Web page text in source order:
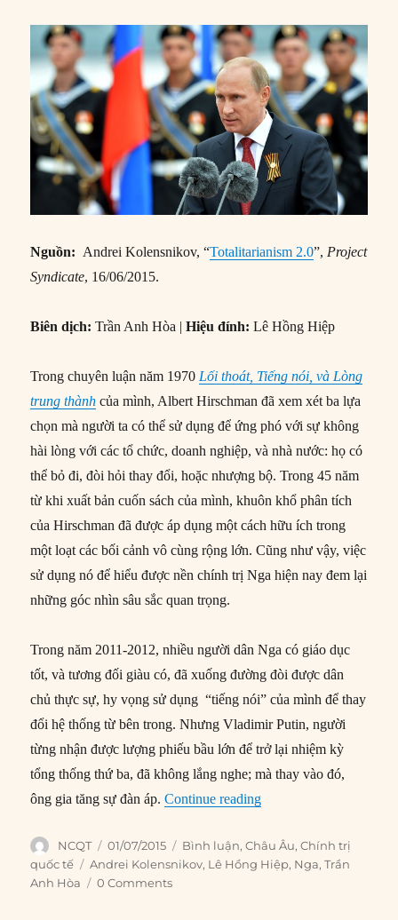
Nguồn: Andrei Kolensnikov, “Totalitarianism 2.0”, Project
Syndicate, 16/06/2015.
Biên dịch: Trần Anh Hòa |Hiệu đính: Lê Hồng Hiệp
Trong chuyên luận năm 1970 Lối thoát, Tiếng nói, và Lòng
trung thành của mình, Albert Hirschman đã xem xét ba lựa
chọn mà người ta có thể sử dụng để ứng phó với sự không
hài lòng với các tổ chức, doanh nghiệp, và nhà nước: họ có
thể bỏ đi, đòi hỏi thay đổi, hoặc nhượng bộ. Trong 45 năm
từ khi xuất bản cuốn sách của mình, khuôn khổ phân tích
của Hirschman đã được áp dụng một cách hữu ích trong
một loạt các bối cảnh vô cùng rộng lớn. Cũng như vậy, việc
sử dụng nó để hiểu được nền chính trị Nga hiện nay đem lại
những góc nhìn sâu sắc quan trọng.
Trong năm 2011-2012, nhiều người dân Nga có giáo dục
tốt, và tương đối giàu có, đã xuống đường đòi được dân
chủ thực sự, hy vọng sử dụng “tiếng nói” của mình để thay
đổi hệ thống từ bên trong. Nhưng Vladimir Putin, người
từng nhận được lượng phiếu bầu lớn để trở lại nhiệm kỳ
tổng thống thứ ba, đã không lắng nghe; mà thay vào đó,
ông gia tăng sự đàn áp.Continue reading“Nước Nga thời Putin:
Author
NCQT
Posted
on
01/07/2015 Categories
Bình luận,Châu Âu,Chính trị
quốc tế
Tags
Andrei Kolensnikov, Lê Hồng Hiệp, Nga,Trần
Anh Hòa
0 Comments